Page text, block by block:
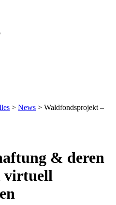
> News > Waldfondsprojekt –
& deren
virtuell